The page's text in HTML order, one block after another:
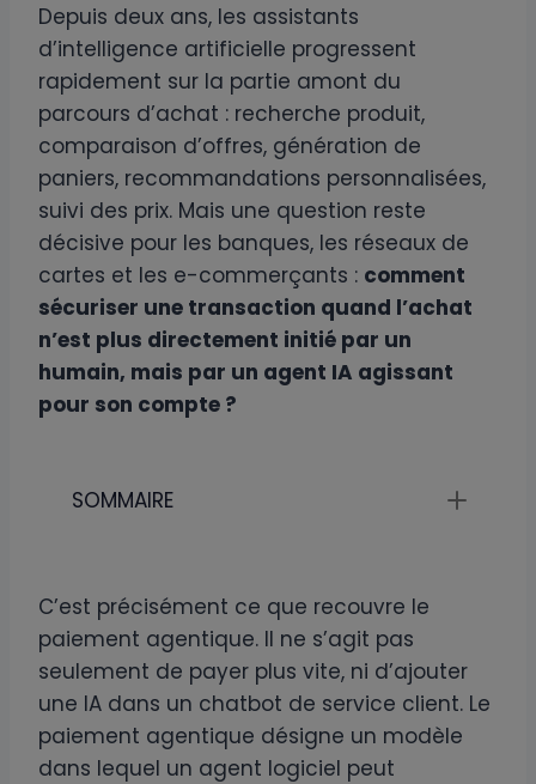
Depuis deux ans, les assistants
d’intelligence artificielle progressent
rapidement sur la partie amont du
parcours d’achat : recherche produit,
comparaison d’offres, génération de
paniers, recommandations personnalisées,
suivi des prix. Mais une question reste
décisive pour les banques, les réseaux de
cartes et les e-commerçants : comment
sécuriser une transaction quand l’achat
n’est plus directement initié par un
humain, mais par un agent IA agissant
pour son compte ?
SOMMAIRE
C’est précisément ce que recouvre le
paiement agentique. Il ne s’agit pas
seulement de payer plus vite, ni d’ajouter
une IA dans un chatbot de service client. Le
paiement agentique désigne un modèle
dans lequel un agent logiciel peut